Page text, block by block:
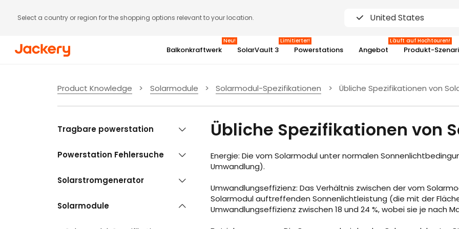
Select a country or region for the shopping options relevant to your location. United States
Balkonkraftwerk
Neu!
Powerstations
SolarVault 3
Limitierter!
SolarVault 3 Serie | Bis zu 53%
Jetzt kaufen
Angebot
Läuft auf Hochtouren!
6. bis 9. August
Mehr ansehen
Produkt-
Product Knowledge > Solarmodule > Solarmodul-Spezifikationen > Übliche Spezifikationen von
Tragbare powerstation
Powerstation Fehlersuche
Solarstromgenerator
Solarmodule
Übliche Spezifikationen von
Energie: Die vom Solarmodul unter normalen
Umwandlung).
Umwandlungseffizienz: Das Verhältnis zwischen der vom
Solarmodul auftreffenden Sonnenlichtleistung (die mit der
Umwandlungseffizienz zwischen 18 und 24 %, wobei sie je nach